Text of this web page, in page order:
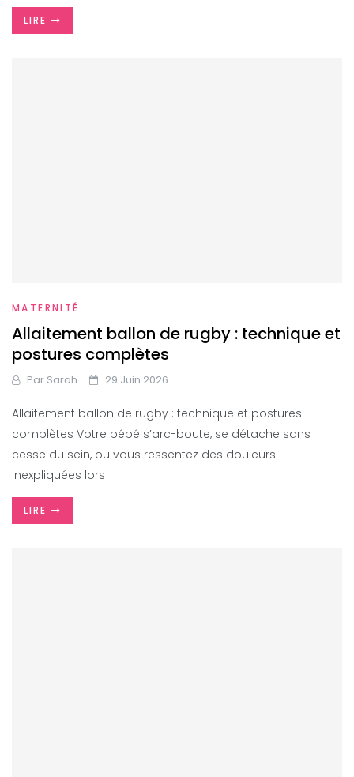
LIRE
MATERNITÉ
Allaitement ballon de rugby : technique et
postures complètes
Par Sarah 29 Juin 2026
Allaitement ballon de rugby : technique et postures
complètes Votre bébé s’arc-boute, se détache sans
cesse du sein, ou vous ressentez des douleurs
inexpliquées lors
LIRE